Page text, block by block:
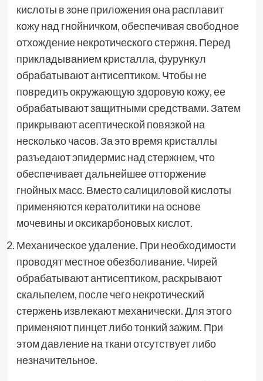
кислоты в зоне приложения она расплавит
кожу над гнойничком, обеспечивая свободное
отхождение некротического стержня. Перед
прикладыванием кристалла, фурункул
обрабатывают антисептиком. Чтобы не
повредить окружающую здоровую кожу, ее
обрабатывают защитными средствами. Затем
прикрывают асептической повязкой на
несколько часов. За это время кристаллы
разъедают эпидермис над стержнем, что
обеспечивает дальнейшее отторжение
гнойных масс. Вместо салициловой кислоты
применяются кератолитики на основе
мочевины и оксикарбоновых кислот.
Механическое удаление. При необходимости
проводят местное обезболивание. Чирей
обрабатывают антисептиком, раскрывают
скальпелем, после чего некротический
стержень извлекают механически. Для этого
применяют пинцет либо тонкий зажим. При
этом давление на ткани отсутствует либо
незначительное.